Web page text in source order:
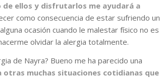
ellos y disfrutarlos me ayudará a
como consecuencia de estar sufriendo un
ocasión cuando le malestar físico no es
olvidar la alergia totalmente.
de Nayra? Bueno me ha parecido una
muchas situaciones cotidianas que